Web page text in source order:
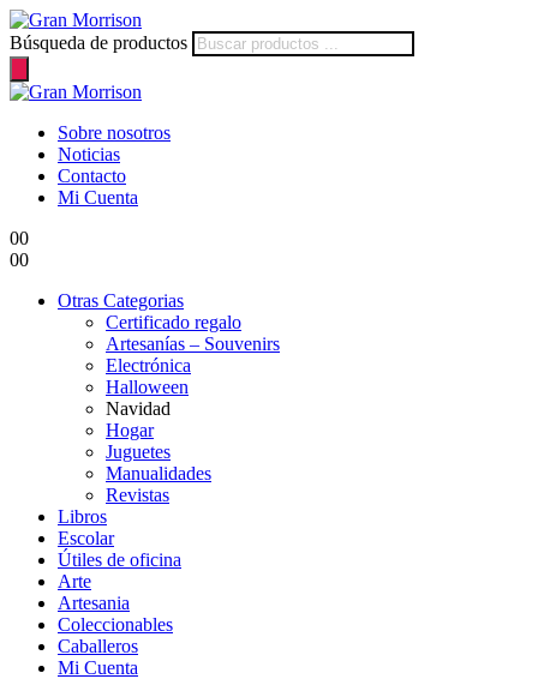
Búsqueda de productos
Sobre nosotros
Noticias
Contacto
Mi Cuenta
00
00
Otras Categorias
Certificado regalo
Artesanías – Souvenirs
Electrónica
Halloween
Navidad
Hogar
Juguetes
Manualidades
Revistas
Libros
Escolar
Útiles de oficina
Arte
Artesania
Coleccionables
Caballeros
Mi Cuenta